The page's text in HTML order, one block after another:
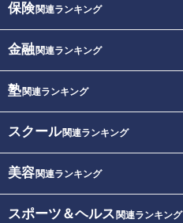
保険関連ランキング
金融関連ランキング
塾関連ランキング
スクール関連ランキング
美容関連ランキング
スポーツ＆ヘルス 関連ランキング